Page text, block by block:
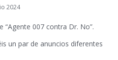
2024
“Agente 007 contra Dr. No”.
un par de anuncios diferentes